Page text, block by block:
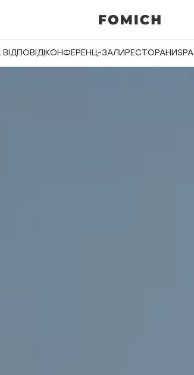
КОНФЕРЕНЦ-ЗАЛИРЕСТОРАНИSPA